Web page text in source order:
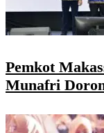
Pemkot
Munafri